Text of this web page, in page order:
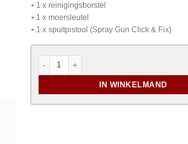
• 1 x reinigingsborstel
• 1 x moersleutel
• 1 x spuitpistool (Spray Gun Click & Fix)
Rectavit TurboSpray Gun Set Click &
IN WINKELMAND